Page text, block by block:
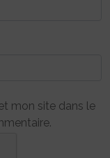
mon site dans le